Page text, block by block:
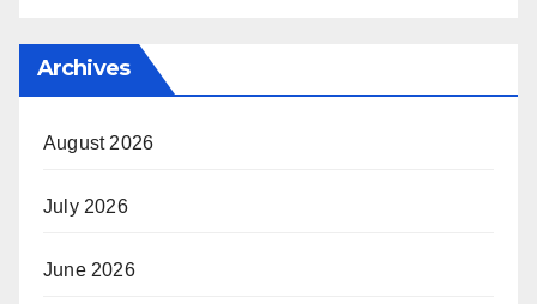
Archives
August 2026
July 2026
June 2026